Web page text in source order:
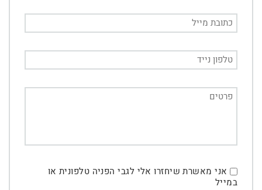
אני מאשרת שיחזרו אלי לגבי הפניה טלפונית או
במייל